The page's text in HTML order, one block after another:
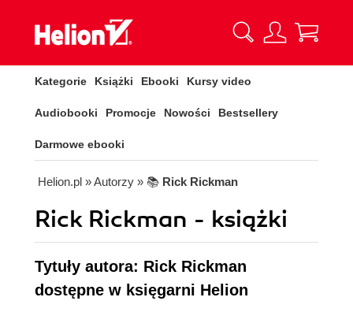
Kategorie Książki Ebooki Kursy video
Audiobooki Promocje Nowości Bestsellery
Darmowe ebooki
Helion.pl » Autorzy » 📚 Rick Rickman
Rick Rickman - książki
Tytuły autora: Rick Rickman
dostępne w księgarni Helion